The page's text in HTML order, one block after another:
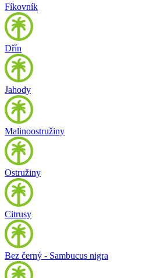
Fíkovník
Dřín
Jahody
Malinoostružiny
Ostružiny
Citrusy
Bez černý - Sambucus nigra